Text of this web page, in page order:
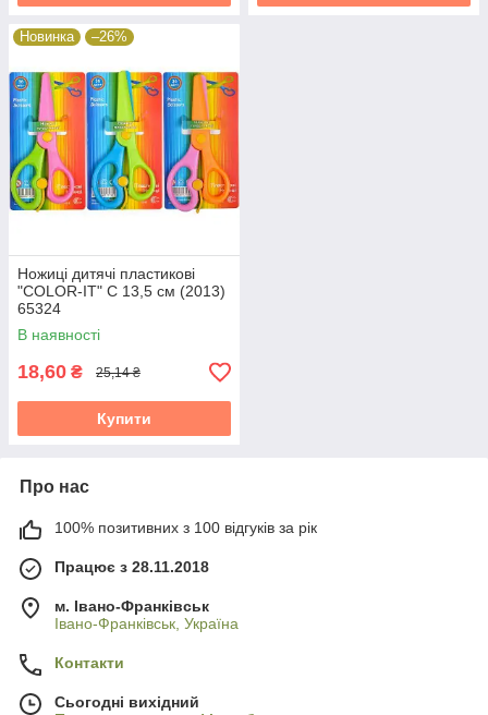
Новинка –26%
Ножиці дитячі пластикові
"COLOR-IT" С 13,5 см (2013)
65324
В наявності
18,60 ₴ 25,14 ₴
Купити
Про нас
100% позитивних з 100 відгуків за рік
Працює з 28.11.2018
м. Івано-Франківськ
Івано-Франківськ, Україна
Контакти
Сьогодні вихідний